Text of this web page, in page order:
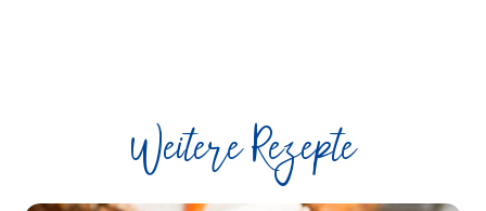
Weitere Rezepte